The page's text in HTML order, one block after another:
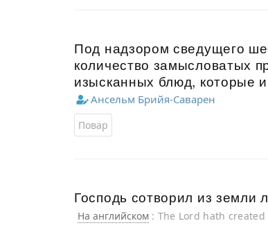
Под надзором сведущего
количество замысловатых
изысканных блюд, которые
Ансельм Брийя-Саварен
Повар
Господь сотворил из земли
На английском : The Lord hath